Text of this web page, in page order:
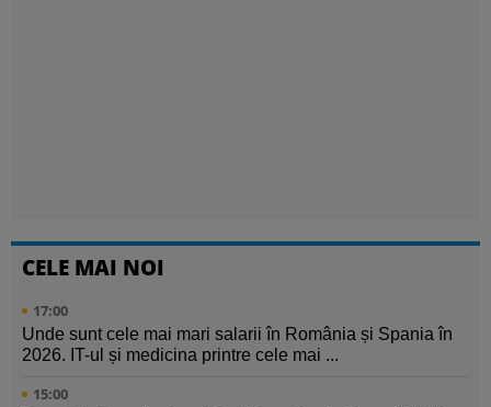
CELE MAI NOI
17:00
Unde sunt cele mai mari salarii în România și Spania în
2026. IT-ul și medicina printre cele mai ...
15:00